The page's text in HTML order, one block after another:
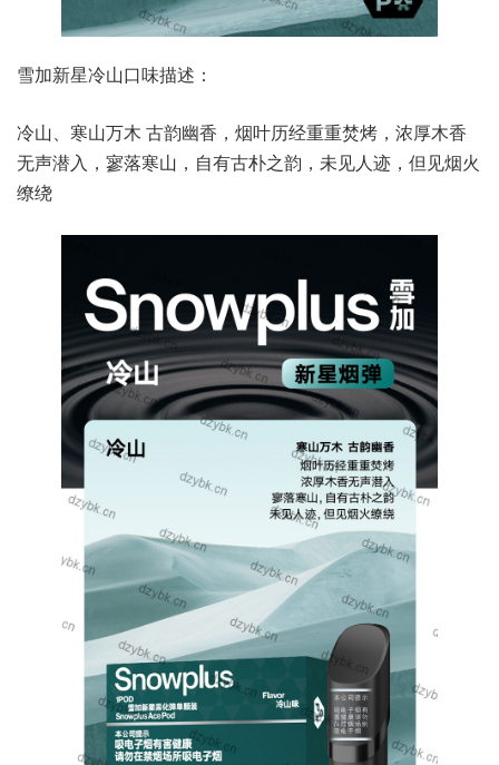
雪加新星冷山口味描述：
冷山、寒山万木 古韵幽香，烟叶历经重重焚烤，浓厚木香
无声潜入，寥落寒山，自有古朴之韵，未见人迹，但见烟火
缭绕